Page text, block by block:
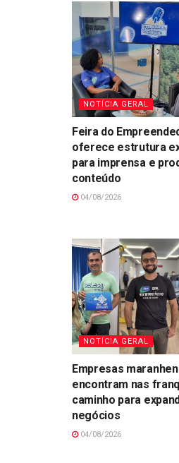
NOTÍCIA GERAL
Feira do
oferece estrutura
para imprensa e
conteúdo
04/08/2026
NOTÍCIA GERAL
Empresas
encontram nas
caminho para
negócios
04/08/2026